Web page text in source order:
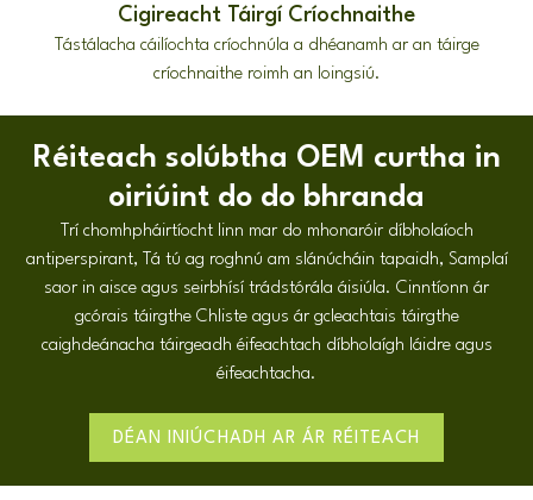
Cigireacht Táirgí Críochnaithe
Tástálacha cáilíochta críochnúla a dhéanamh ar an táirge
críochnaithe roimh an loingsiú.
Réiteach solúbtha OEM curtha in
oiriúint do do bhranda
Trí chomhpháirtíocht linn mar do mhonaróir díbholaíoch
antiperspirant, Tá tú ag roghnú am slánúcháin tapaidh, Samplaí
saor in aisce agus seirbhísí trádstórála áisiúla. Cinntíonn ár
gcórais táirgthe Chliste agus ár gcleachtais táirgthe
caighdeánacha táirgeadh éifeachtach díbholaígh láidre agus
éifeachtacha.
DÉAN INIÚCHADH AR ÁR RÉITEACH